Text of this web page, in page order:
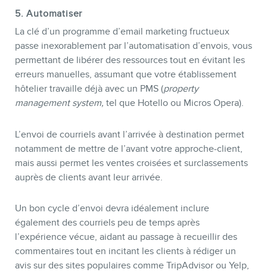
5. Automatiser
La clé d’un programme d’email marketing fructueux
passe inexorablement par l’automatisation d’envois, vous
permettant de libérer des ressources tout en évitant les
erreurs manuelles, assumant que votre établissement
hôtelier travaille déjà avec un PMS (property
management system, tel que Hotello ou Micros Opera).
L’envoi de courriels avant l’arrivée à destination permet
notamment de mettre de l’avant votre approche-client,
mais aussi permet les ventes croisées et surclassements
auprès de clients avant leur arrivée.
Un bon cycle d’envoi devra idéalement inclure
également des courriels peu de temps après
l’expérience vécue, aidant au passage à recueillir des
commentaires tout en incitant les clients à rédiger un
avis sur des sites populaires comme TripAdvisor ou Yelp,